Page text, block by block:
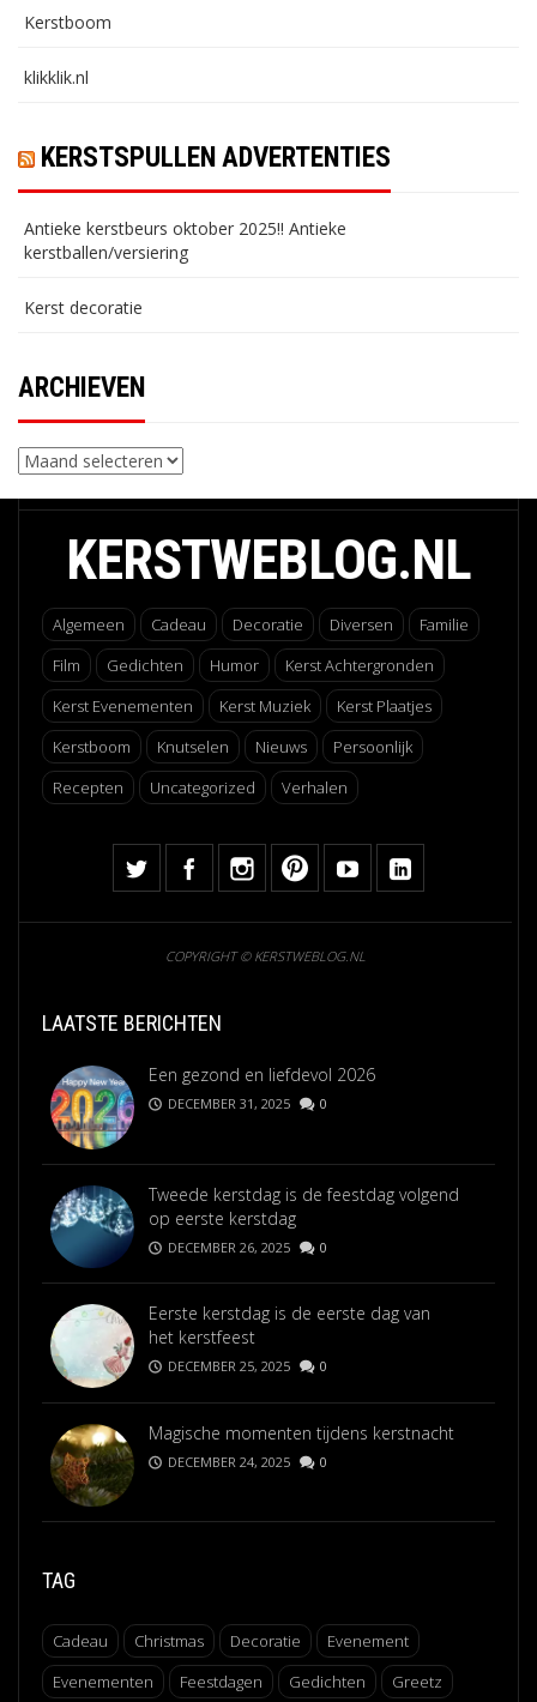
Kerstboom
klikklik.nl
KERSTSPULLEN ADVERTENTIES
Antieke kerstbeurs oktober 2025!! Antieke
kerstballen/versiering
Kerst decoratie
ARCHIEVEN
Archieven
KERSTWEBLOG.NL
Algemeen Cadeau Decoratie Diversen
Familie
Film
Gedichten Humor
Kerst Achtergronden
Kerst Evenementen
Kerst Muziek
Kerst Plaatjes
Kerstboom
Knutselen Nieuws
Persoonlijk
Recepten
Uncategorized Verhalen
COPYRIGHT © KERSTWEBLOG.NL
LAATSTE BERICHTEN
Een gezond en liefdevol 2026
DECEMBER 31, 2025 0
Tweede kerstdag is de feestdag volgend
op eerste kerstdag
DECEMBER 26, 2025 0
Eerste kerstdag is de eerste dag van
het kerstfeest
DECEMBER 25, 2025 0
Magische momenten tijdens kerstnacht
DECEMBER 24, 2025 0
TAG
Cadeau Christmas Decoratie
Evenement
Evenementen
Feestdagen Gedichten Greetz